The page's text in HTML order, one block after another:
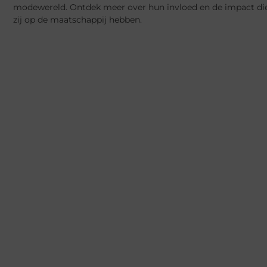
modewereld. Ontdek meer over hun invloed en de impact
zij op de maatschappij hebben.